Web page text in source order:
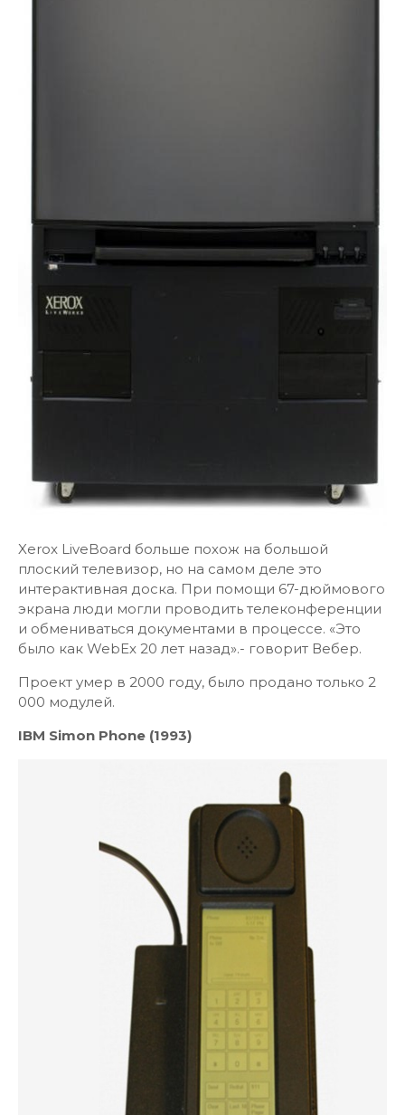
Xerox LiveBoard больше похож на большой
плоский телевизор, но на самом деле это
интерактивная доска. При помощи 67-дюймового
экрана люди могли проводить телеконференции
и обмениваться документами в процессе. «Это
было как WebEx 20 лет назад».- говорит Вебер.
Проект умер в 2000 году, было продано только 2
000 модулей.
IBM Simon Phone (1993)